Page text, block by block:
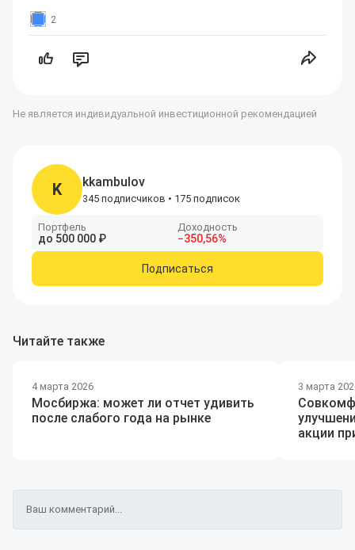
2
Не является индивидуальной инвестиционной рекомендацией
K kkambulov
345 подписчиков • 175 подписок
Портфель
до 500 000 ₽
Доходность
−350,56%
Подписаться
Читайте также
4 марта 2026
Мосбиржа: может ли отчет удивить
после слабого года на рынке
3 марта
акции
Ваш комментарий...